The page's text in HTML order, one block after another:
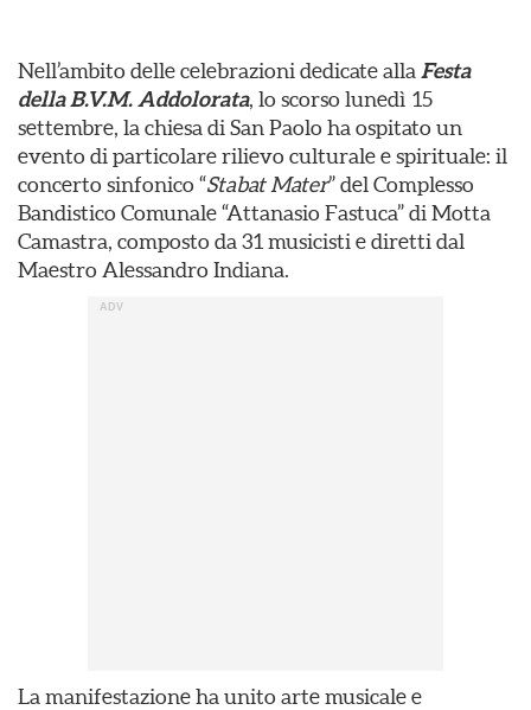
Nell’ambito delle celebrazioni dedicate alla Festa
della B.V.M. Addolorata, lo scorso lunedì 15
settembre, la chiesa di San Paolo ha ospitato un
evento di particolare rilievo culturale e spirituale: il
concerto sinfonico “Stabat Mater” del Complesso
Bandistico Comunale “Attanasio Fastuca” di Motta
Camastra, composto da 31 musicisti e diretti dal
Maestro Alessandro Indiana.
La manifestazione ha unito arte musicale e